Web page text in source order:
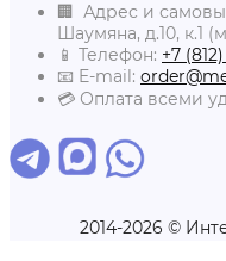
🏢 Адрес и
Шаумяна, д.10, к.1
📱 Телефон: +7
📧 E-mail:
💳 Оплата всеми
2014-2026 ©